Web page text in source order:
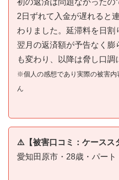
2日ずれて入金が遅れると
わりました。延滞料を日割
翌月の返済額が予告なく
も変わり、以降は脅し口調
※個人の感想であり実際の被害
ん
⚠️【被害口コミ：ケースス
愛知田原市・28歳・パート